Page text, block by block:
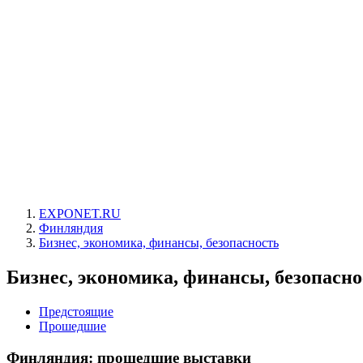
EXPONET.RU
Финляндия
Бизнес, экономика, финансы, безопасность
Бизнес, экономика, финансы,
Предстоящие
Прошедшие
Финляндия: прошедшие выставки